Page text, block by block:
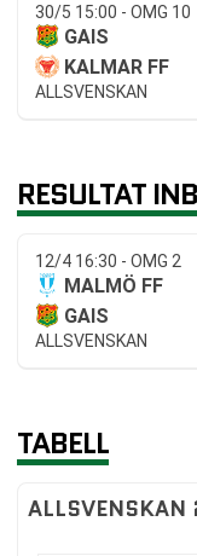
30/5 15:00 - OMG 10
GAIS
KALMAR FF
ALLSVENSKAN
RESULTAT
12/4 16:30 - OMG 2
MALMÖ FF
GAIS
ALLSVENSKAN
TABELL